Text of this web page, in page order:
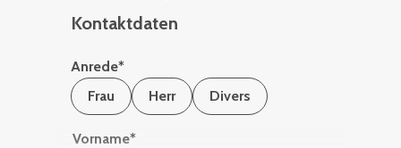
Kontaktdaten
Anrede*
Frau
Herr Divers
Vorname*